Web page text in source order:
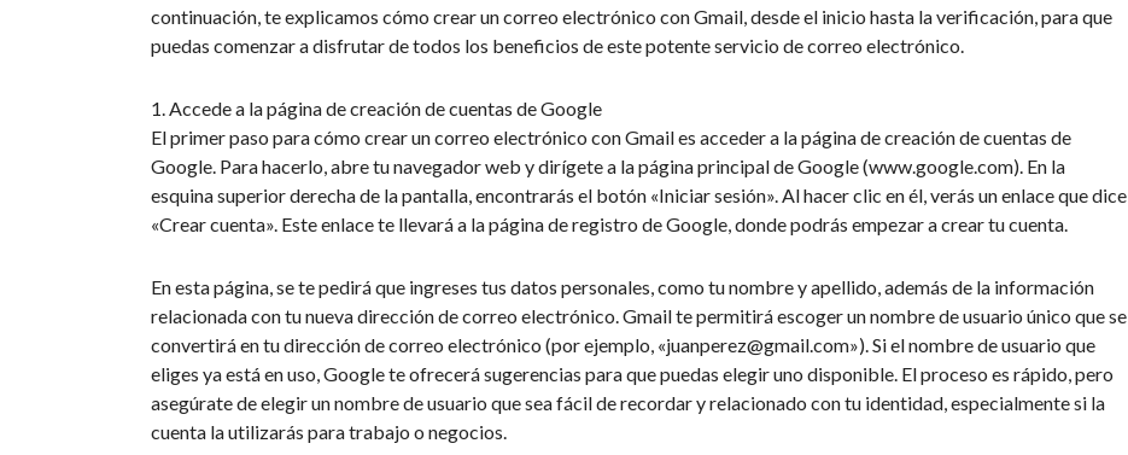
continuación, te explicamos cómo crear un correo electrónico con Gmail, desde el inicio hasta la verificación, para que
puedas comenzar a disfrutar de todos los beneficios de este potente servicio de correo electrónico.
1. Accede a la página de creación de cuentas de Google
El primer paso para cómo crear un correo electrónico con Gmail es acceder a la página de creación de cuentas de
Google. Para hacerlo, abre tu navegador web y dirígete a la página principal de Google (www.google.com). En la
esquina superior derecha de la pantalla, encontrarás el botón «Iniciar sesión». Al hacer clic en él, verás un enlace que dice
«Crear cuenta». Este enlace te llevará a la página de registro de Google, donde podrás empezar a crear tu cuenta.
En esta página, se te pedirá que ingreses tus datos personales, como tu nombre y apellido, además de la información
relacionada con tu nueva dirección de correo electrónico. Gmail te permitirá escoger un nombre de usuario único que se
convertirá en tu dirección de correo electrónico (por ejemplo, «juanperez@gmail.com»). Si el nombre de usuario que
eliges ya está en uso, Google te ofrecerá sugerencias para que puedas elegir uno disponible. El proceso es rápido, pero
asegúrate de elegir un nombre de usuario que sea fácil de recordar y relacionado con tu identidad, especialmente si la
cuenta la utilizarás para trabajo o negocios.